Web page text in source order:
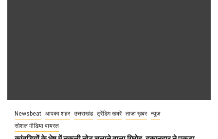
Newsbeat आपका शहर उत्तराखंड ट्रेंडिंग खबरें ताज़ा ख़बर न्यूज़
सोशल मीडिया वायरल